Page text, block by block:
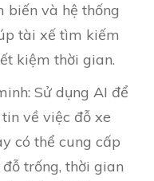
biến và hệ thống
tài xế tìm kiếm
kiệm thời gian.
Sử dụng AI để
về việc đỗ xe
có thể cung cấp
trống, thời gian